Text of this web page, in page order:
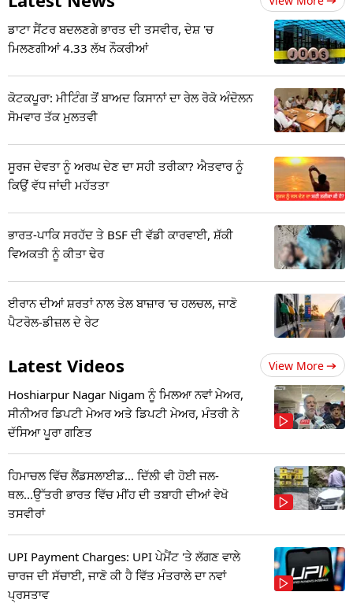
ਡਾਟਾ ਸੈਂਟਰ ਬਦਲਣਗੇ ਭਾਰਤ ਦੀ ਤਸਵੀਰ, ਦੇਸ਼ 'ਚ
ਮਿਲਣਗੀਆਂ 4.33 ਲੱਖ ਨੌਕਰੀਆਂ
ਕੋਟਕਪੂਰਾ: ਮੀਟਿੰਗ ਤੋਂ ਬਾਅਦ ਕਿਸਾਨਾਂ ਦਾ ਰੇਲ ਰੋਕੋ ਅੰਦੋਲਨ
ਸੋਮਵਾਰ ਤੱਕ ਮੁਲਤਵੀ
ਸੂਰਜ ਦੇਵਤਾ ਨੂੰ ਅਰਘ ਦੇਣ ਦਾ ਸਹੀ ਤਰੀਕਾ? ਐਤਵਾਰ ਨੂੰ
ਕਿਉਂ ਵੱਧ ਜਾਂਦੀ ਮਹੱਤਤਾ
ਭਾਰਤ-ਪਾਕਿ ਸਰਹੱਦ ਤੇ BSF ਦੀ ਵੱਡੀ ਕਾਰਵਾਈ, ਸ਼ੱਕੀ
ਵਿਅਕਤੀ ਨੂੰ ਕੀਤਾ ਢੇਰ
ਈਰਾਨ ਦੀਆਂ ਸ਼ਰਤਾਂ ਨਾਲ ਤੇਲ ਬਾਜ਼ਾਰ 'ਚ ਹਲਚਲ, ਜਾਣੋ
ਪੈਟਰੋਲ-ਡੀਜ਼ਲ ਦੇ ਰੇਟ
Latest Videos View More
Hoshiarpur Nagar Nigam ਨੂੰ ਮਿਲਆ ਨਵਾਂ ਮੇਅਰ,
ਸੀਨੀਅਰ ਡਿਪਟੀ ਮੇਅਰ ਅਤੇ ਡਿਪਟੀ ਮੇਅਰ, ਮੰਤਰੀ ਨੇ
ਦੱਸਿਆ ਪੂਰਾ ਗਣਿਤ
ਹਿਮਾਚਲ ਵਿੱਚ ਲੈਂਡਸਲਾਈਡ... ਦਿੱਲੀ ਵੀ ਹੋਈ ਜਲ-
ਥਲ...ਉੱਤਰੀ ਭਾਰਤ ਵਿੱਚ ਮੀਂਹ ਦੀ ਤਬਾਹੀ ਦੀਆਂ ਵੇਖੋ
ਤਸਵੀਰਾਂ
UPI Payment Charges: UPI ਪੇਮੈਂਟ 'ਤੇ ਲੱਗਣ ਵਾਲੇ
ਚਾਰਜ ਦੀ ਸੱਚਾਈ, ਜਾਣੋ ਕੀ ਹੈ ਵਿੱਤ ਮੰਤਰਾਲੇ ਦਾ ਨਵਾਂ
ਪ੍ਰਸਤਾਵ